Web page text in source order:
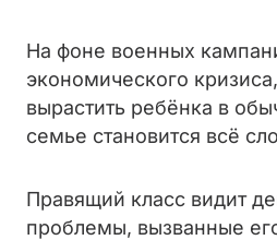
На фоне военных
экономического
вырастить ребёнка в
семье становится всё
Правящий класс видит
проблемы, вызванные